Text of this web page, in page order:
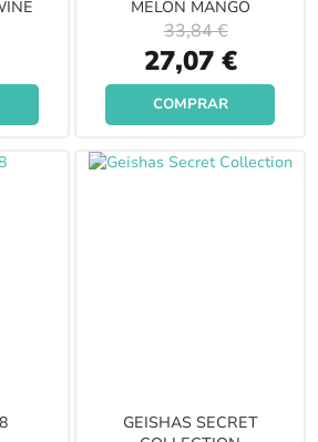
MELON MANGO
Special
Price
27,07 €
33,84 €
COMPRAR
GEISHAS SECRET